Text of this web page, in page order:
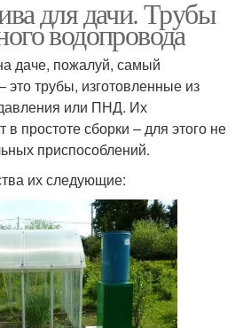
для дачи. Трубы
водопровода
даче, пожалуй, самый
трубы, изготовленные из
или ПНД. Их
простоте сборки – для этого не
приспособлений.
их следующие: